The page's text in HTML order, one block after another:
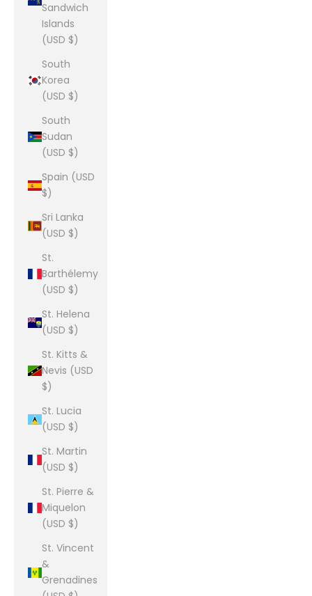
Sandwich
Islands
(USD $)
South
Korea
(USD $)
South
Sudan
(USD $)
Spain (USD
$)
Sri Lanka
(USD $)
St.
Barthélemy
(USD $)
St. Helena
(USD $)
St. Kitts &
Nevis (USD
$)
St. Lucia
(USD $)
St. Martin
(USD $)
St. Pierre &
Miquelon
(USD $)
St. Vincent
&
Grenadines